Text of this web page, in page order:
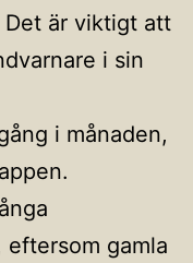
Det är viktigt att
i sin
i månaden,
gamla